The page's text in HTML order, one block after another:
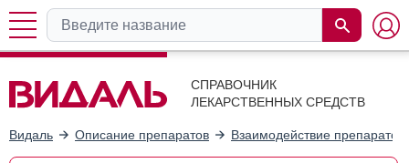
СПРАВОЧНИК
ЛЕКАРСТВЕННЫХ СРЕДСТВ
Видаль Описание препаратов Взаимодействие препаратов